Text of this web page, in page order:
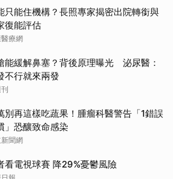
只能住機構？長照專家揭密出院轉銜與
復能評估
療網
能緩解鼻塞？背後原理曝光 泌尿醫：
不行就來兩發
別再這樣吃蔬果！腫瘤科醫警告「1錯誤
」恐釀致命感染
新聞網
看電視球賽 降29%憂鬱風險